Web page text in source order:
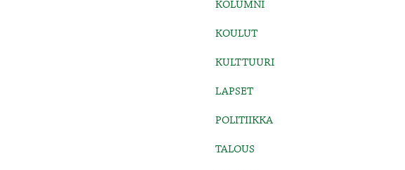
KOLUMNI
KOULUT
KULTTUURI
LAPSET
POLITIIKKA
TALOUS